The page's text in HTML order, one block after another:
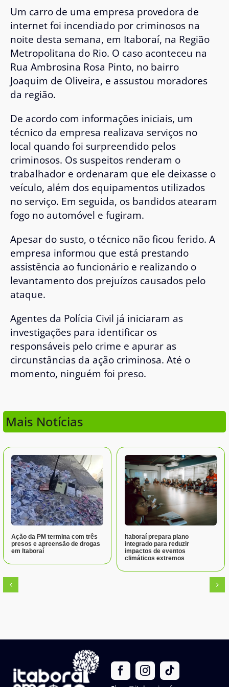
Um carro de uma empresa provedora de
internet foi incendiado por criminosos na
noite desta semana, em Itaboraí, na Região
Metropolitana do Rio. O caso aconteceu na
Rua Ambrosina Rosa Pinto, no bairro
Joaquim de Oliveira, e assustou moradores
da região.
De acordo com informações iniciais, um
técnico da empresa realizava serviços no
local quando foi surpreendido pelos
criminosos. Os suspeitos renderam o
trabalhador e ordenaram que ele deixasse o
veículo, além dos equipamentos utilizados
no serviço. Em seguida, os bandidos atearam
fogo no automóvel e fugiram.
Apesar do susto, o técnico não ficou ferido. A
empresa informou que está prestando
assistência ao funcionário e realizando o
levantamento dos prejuízos causados pelo
ataque.
Agentes da Polícia Civil já iniciaram as
investigações para identificar os
responsáveis pelo crime e apurar as
circunstâncias da ação criminosa. Até o
momento, ninguém foi preso.
Mais Notícias
Ação da PM termina com três
presos e apreensão de drogas
em Itaboraí
Itaboraí prepara plano
integrado para reduzir
impactos de eventos
climáticos extremos